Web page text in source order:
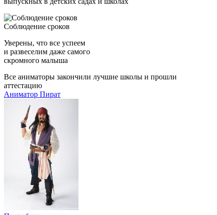
Соблюдение сроков
Уверены, что все успеем
и развеселим даже самого
скромного малыша
Все аниматоры закончили лучшие школы и прошли
аттестацию
Аниматор Пират